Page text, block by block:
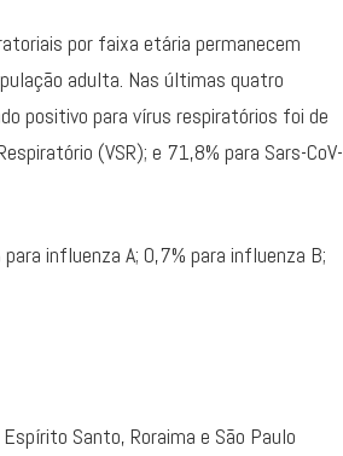
por faixa etária permanecem
adulta. Nas últimas quatro
positivo para vírus respiratórios foi de
(VSR); e 71,8% para Sars-CoV-
influenza A; 0,7% para influenza B;
Santo, Roraima e São Paulo